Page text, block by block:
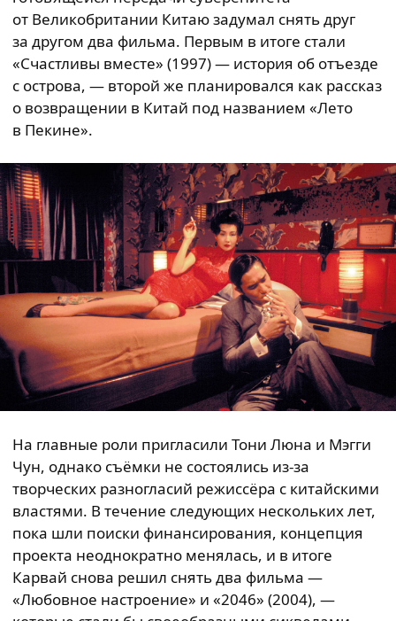
от Великобритании Китаю задумал снять друг
за другом два фильма. Первым в итоге стали
«Счастливы вместе» (1997) — история об отъезде
с острова, — второй же планировался как рассказ
о возвращении в Китай под названием «Лето
в Пекине».
На главные роли пригласили Тони Люна и Мэгги
Чун, однако съёмки не состоялись из-за
творческих разногласий режиссёра с китайскими
властями. В течение следующих нескольких лет,
пока шли поиски финансирования, концепция
проекта неоднократно менялась, и в итоге
Карвай снова решил снять два фильма —
«Любовное настроение» и «2046» (2004), —